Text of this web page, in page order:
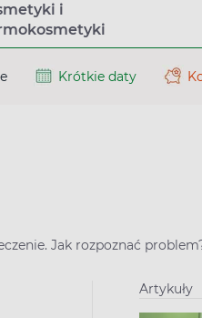
i
Krótkie daty
Jak rozpoznać
Artykuły